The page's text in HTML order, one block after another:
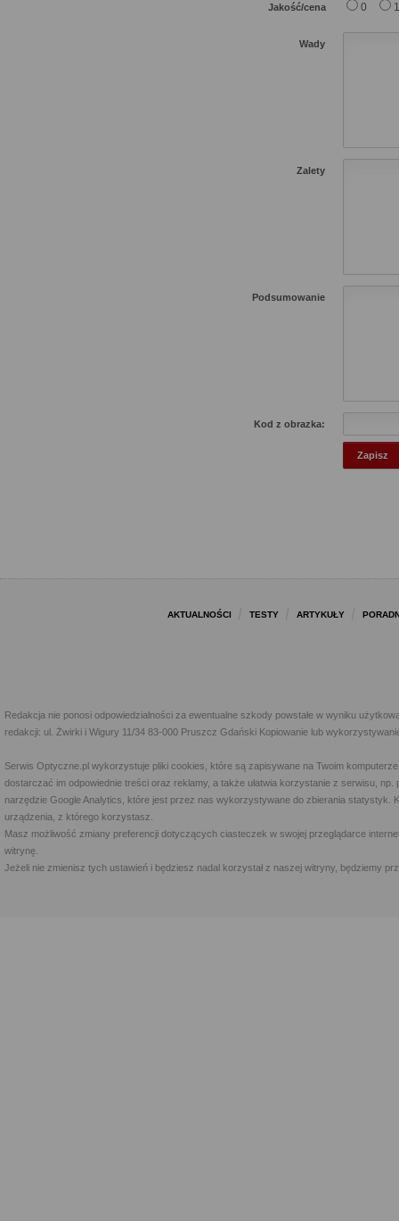
Jakość/cena 0 1
Wady
Zalety
Podsumowanie
Kod z obrazka:
AKTUALNOŚCI TESTY ARTYKUŁY
Redakcja nie ponosi odpowiedzialności za ewentualne szkody powstałe w wyniku
redakcji: ul. Żwirki i Wigury 11/34 83-000 Pruszcz Gdański Kopiowanie lub
Serwis Optyczne.pl wykorzystuje pliki cookies, które są zapisywane na Twoim
dostarczać im odpowiednie treści oraz reklamy, a także ułatwia korzystanie z serwisu,
narzędzie Google Analytics, które jest przez nas wykorzystywane do zbierania statystyk.
urządzenia, z którego korzystasz.
Masz możliwość zmiany preferencji dotyczących ciasteczek w swojej przeglądarce
witrynę.
Jeżeli nie zmienisz tych ustawień i będziesz nadal korzystał z naszej witryny, będziemy